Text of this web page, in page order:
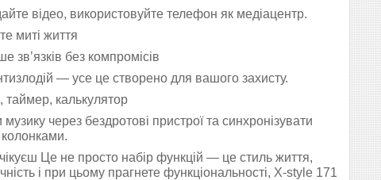
відео, використовуйте телефон як медіацентр.
миті життя
зв’язків без компромісів
— усе це створено для вашого захисту.
таймер, калькулятор
через бездротові пристрої та синхронізувати
Це не просто набір функцій — це стиль життя,
і при цьому прагнете функціональності, X-style 171